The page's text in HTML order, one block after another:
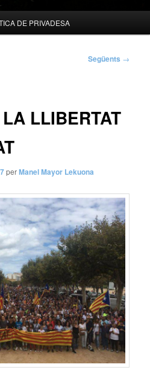
DE PRIVADESA
Següents →
LLIBERTAT
perManel Mayor Lekuona